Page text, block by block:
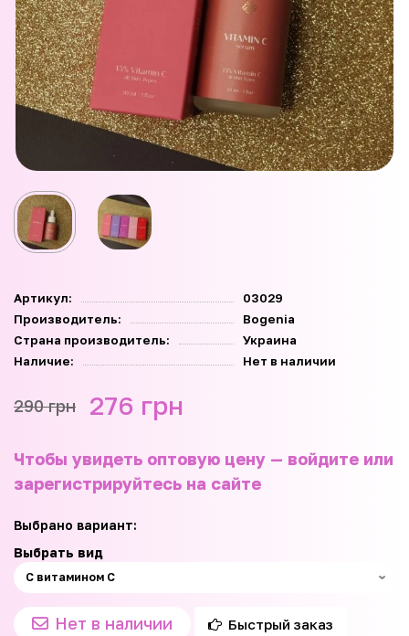
Артикул:
03029
Производитель:
Bogenia
Страна производитель:
Украина
Наличие:
Нет в наличии
290 грн 276 грн
Чтобы увидеть оптовую цену — войдите или
зарегистрируйтесь на сайте
Выбрано вариант:
Выбрать вид
Нет в наличии Быстрый заказ